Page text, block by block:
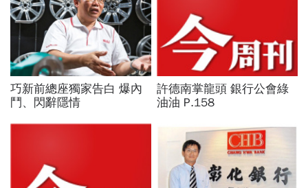
巧新前總座獨家告白 爆內
鬥、閃辭隱情
許德南掌龍頭 銀行公會綠
油油 P.158